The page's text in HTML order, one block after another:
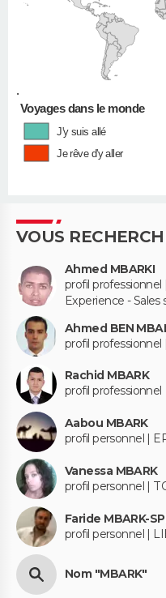
•
Voyages dans le monde
J'y suis allé
Je rêve d'y aller
VOUS
Ahmed MBARKI
profil
Experience - Sales
Ahmed BEN
profil
Rachid MBARK
profil professionnel
Aabou MBARK
profil personnel |
Vanessa MBARK
profil personnel |
Faride MBARK-
profil personnel |
Nom "MBARK"